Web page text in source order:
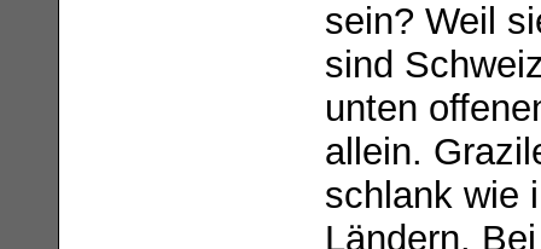
sein? Weil
sind
unten
allein.
schlank wie
Ländern.